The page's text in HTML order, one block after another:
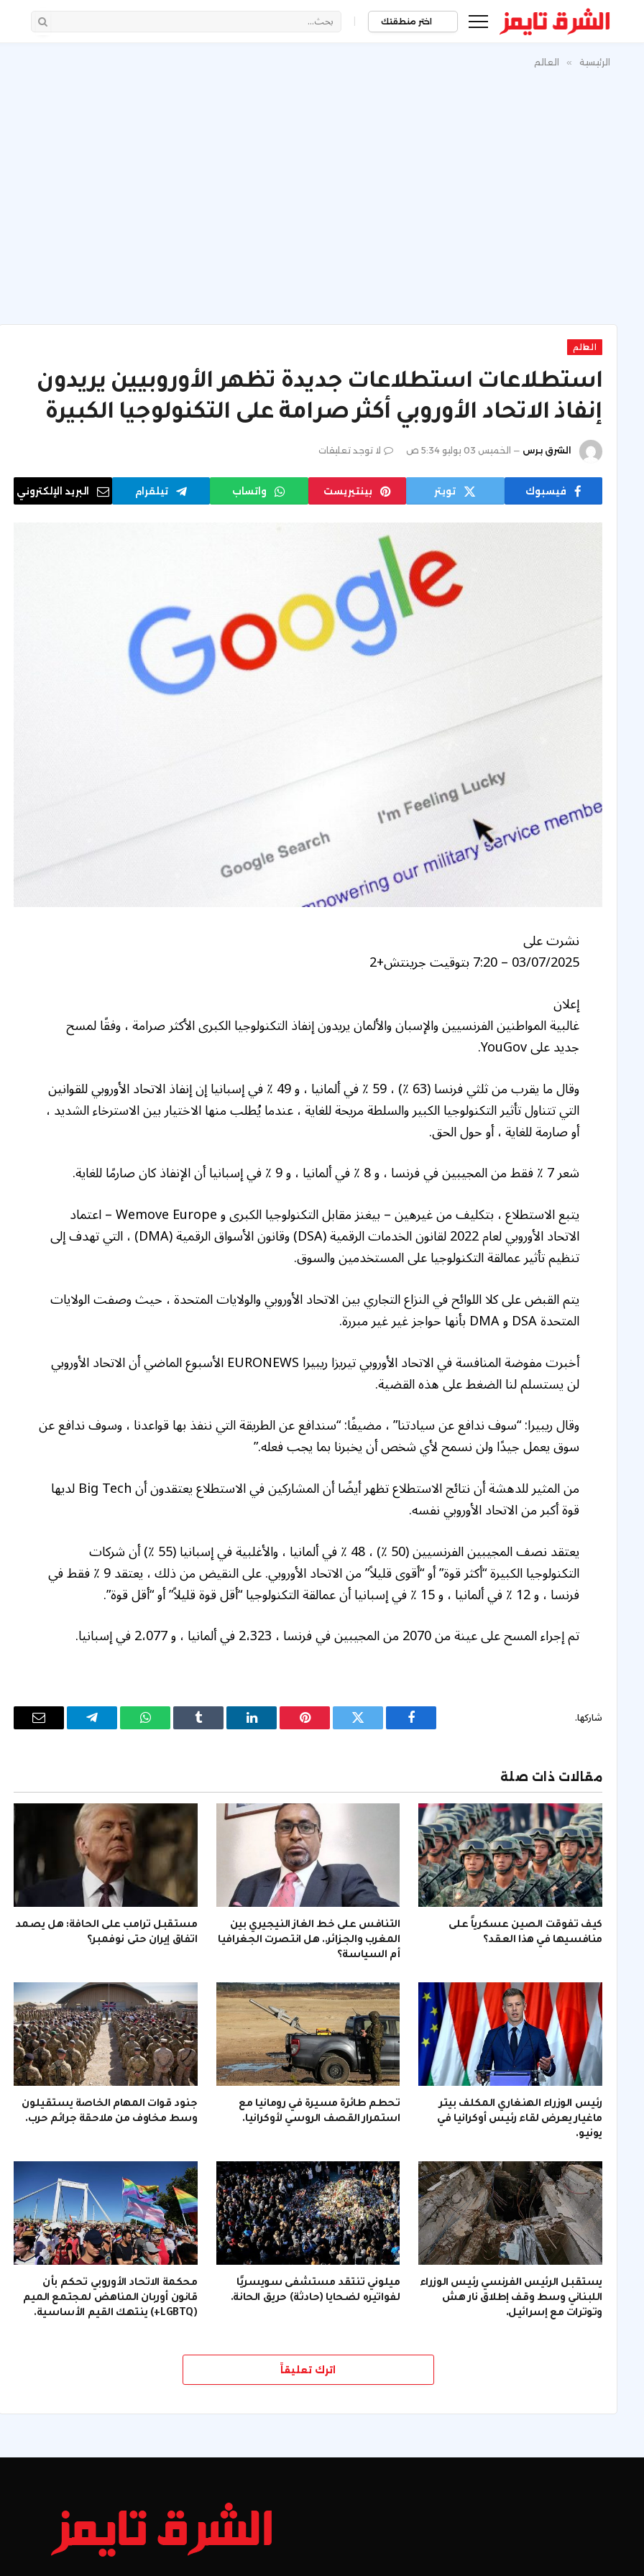
اختر منطقتك |
الرئيسية » العالم
العالم
استطلاعات استطلاعات جديدة تظهر الأوروبيين يريدون
إنفاذ الاتحاد الأوروبي أكثر صرامة على التكنولوجيا الكبيرة
الشرق برس الخميس 03 يوليو 5:34 ص لا توجد تعليقات
فيسبوك تويتر بينتيريست واتساب تيلقرام البريد الإلكتروني
نشرت على
03/07/2025 – 7:20 بتوقيت جرينتش+2
إعلان
غالبية المواطنين الفرنسيين والإسبان والألمان يريدون إنفاذ التكنولوجيا الكبرى الأكثر صرامة ، وفقًا لمسح
جديد على YouGov.
وقال ما يقرب من ثلثي فرنسا (63 ٪) ، 59 ٪ في ألمانيا ، و 49 ٪ في إسبانيا إن إنفاذ الاتحاد الأوروبي للقوانين
التي تتناول تأثير التكنولوجيا الكبير والسلطة مريحة للغاية ، عندما يُطلب منها الاختيار بين الاسترخاء الشديد ،
أو صارمة للغاية ، أو حول الحق.
شعر 7 ٪ فقط من المجيبين في فرنسا ، و 8 ٪ في ألمانيا ، و 9 ٪ في إسبانيا أن الإنفاذ كان صارمًا للغاية.
يتبع الاستطلاع ، بتكليف من غيرهين – بيغنز مقابل التكنولوجيا الكبرى و Wemove Europe – اعتماد
الاتحاد الأوروبي لعام 2022 لقانون الخدمات الرقمية (DSA) وقانون الأسواق الرقمية (DMA) ، التي تهدف إلى
تنظيم تأثير عمالقة التكنولوجيا على المستخدمين والسوق.
يتم القبض على كلا اللوائح في النزاع التجاري بين الاتحاد الأوروبي والولايات المتحدة ، حيث وصفت الولايات
المتحدة DSA و DMA بأنها حواجز غير غير مبررة.
أخبرت مفوضة المنافسة في الاتحاد الأوروبي تيريزا ريبيرا EURONEWS الأسبوع الماضي أن الاتحاد الأوروبي
لن يستسلم لنا الضغط على هذه القضية.
وقال ريبيرا: “سوف ندافع عن سيادتنا” ، مضيفًا: “سندافع عن الطريقة التي ننفذ بها قواعدنا ، وسوف ندافع عن
سوق يعمل جيدًا ولن نسمح لأي شخص أن يخبرنا بما يجب فعله.”
من المثير للدهشة أن نتائج الاستطلاع تظهر أيضًا أن المشاركين في الاستطلاع يعتقدون أن Big Tech لديها
قوة أكبر من الاتحاد الأوروبي نفسه.
يعتقد نصف المجيبين الفرنسيين (50 ٪) ، 48 ٪ في ألمانيا ، والأغلبية في إسبانيا (55 ٪) أن شركات
التكنولوجيا الكبيرة “أكثر قوة” أو “أقوى قليلاً” من الاتحاد الأوروبي. على النقيض من ذلك ، يعتقد 9 ٪ فقط في
فرنسا ، و 12 ٪ في ألمانيا ، و 15 ٪ في إسبانيا أن عمالقة التكنولوجيا “أقل قوة قليلاً” أو “أقل قوة”.
تم إجراء المسح على عينة من 2070 من المجيبين في فرنسا ، 2،323 في ألمانيا ، و 2،077 في إسبانيا.
شاركها.
فيسبوك تويتر بينتيريستلينكدإن Tumblr واتساب تيلقرام
البريد
مقالات ذات صلة
كيف تفوقت الصين عسكرياً على
منافسيها في هذا العقد؟
التنافس على خط الغاز النيجيري بين
المغرب والجزائر.. هل انتصرت الجغرافيا
أم السياسة؟
مستقبل ترامب على الحافة: هل يصمد
اتفاق إيران حتى نوفمبر؟
رئيس الوزراء الهنغاري المكلف بيتر
ماغيار يعرض لقاء رئيس أوكرانيا في
يونيو.
تحطم طائرة مسيرة في رومانيا مع
استمرار القصف الروسي لأوكرانيا.
جنود قوات المهام الخاصة يستقيلون
وسط مخاوف من ملاحقة جرائم حرب.
يستقبل الرئيس الفرنسي رئيس الوزراء
اللبناني وسط وقف إطلاق نار هش
وتوترات مع إسرائيل.
ميلوني تنتقد مستشفى سويسريًا
لفواتيره لضحايا (حادثة) حريق الحانة.
محكمة الاتحاد الأوروبي تحكم بأن
قانون أوربان المناهض لمجتمع الميم
(LGBTQ+) ينتهك القيم الأساسية.
اترك تعليقاً